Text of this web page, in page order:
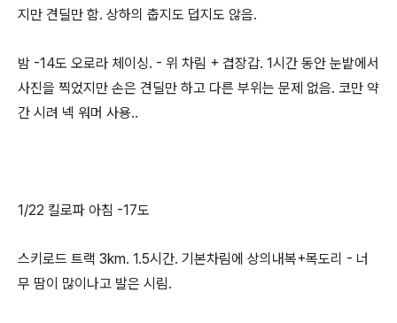
지만 견딜만 함. 상하의 춥지도 덥지도 않음.
밤 -14도 오로라 체이싱. - 위 차림 + 겹장갑. 1시간 동안 눈밭에서
사진을 찍었지만 손은 견딜만 하고 다른 부위는 문제 없음. 코만 약
간 시려 넥 워머 사용..
1/22 킬로파 아침 -17도
스키로드 트랙 3km. 1.5시간. 기본차림에 상의내복+목도리 - 너
무 땀이 많이나고 발은 시림.